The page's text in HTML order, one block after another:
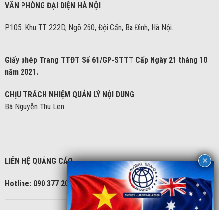
VĂN PHÒNG ĐẠI DIỆN HÀ NỘI
P105, Khu TT 222D, Ngõ 260, Đội Cấn, Ba Đình, Hà Nội.
Giấy phép Trang TTĐT Số 61/GP-STTT Cấp Ngày 21 tháng 10
năm 2021.
CHỊU TRÁCH NHIỆM QUẢN LÝ NỘI DUNG
Bà Nguyễn Thu Len
LIÊN HỆ QUẢNG CÁO
Hotline: 090 377 2086